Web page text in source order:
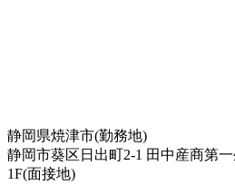
静岡県焼津市(勤務地)
静岡市葵区日出町2-1 田中産商第
1F(面接地)